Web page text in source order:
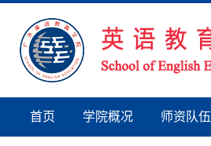
首页 学院概况 师资队伍